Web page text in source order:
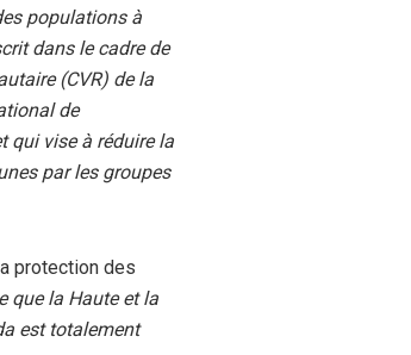
populations à
dans le cadre de
(CVR) de la
de
qui vise à réduire la
par les groupes
protection des
que la Haute et la
est totalement